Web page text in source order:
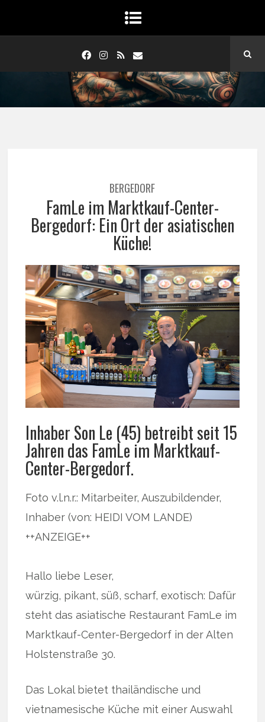
BERGEDORF
FamLe im Marktkauf-Center-
Bergedorf: Ein Ort der asiatischen
Küche!
Inhaber Son Le (45) betreibt seit 15
Jahren das FamLe im Marktkauf-
Center-Bergedorf.
Foto v.l.n.r.: Mitarbeiter, Auszubildender,
Inhaber (von: HEIDI VOM LANDE)
++ANZEIGE++
Hallo liebe Leser,
würzig, pikant, süß, scharf, exotisch: Dafür
steht das asiatische Restaurant FamLe im
Marktkauf-Center-Bergedorf in der Alten
Holstenstraße 30.
Das Lokal bietet thailändische und
vietnamesische Küche mit einer Auswahl